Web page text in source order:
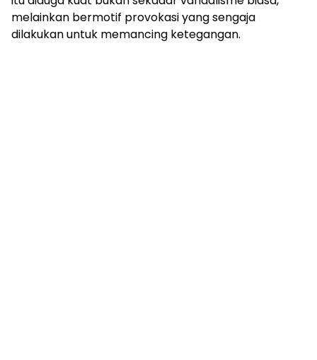
melainkan bermotif provokasi yang sengaja
dilakukan untuk memancing ketegangan.